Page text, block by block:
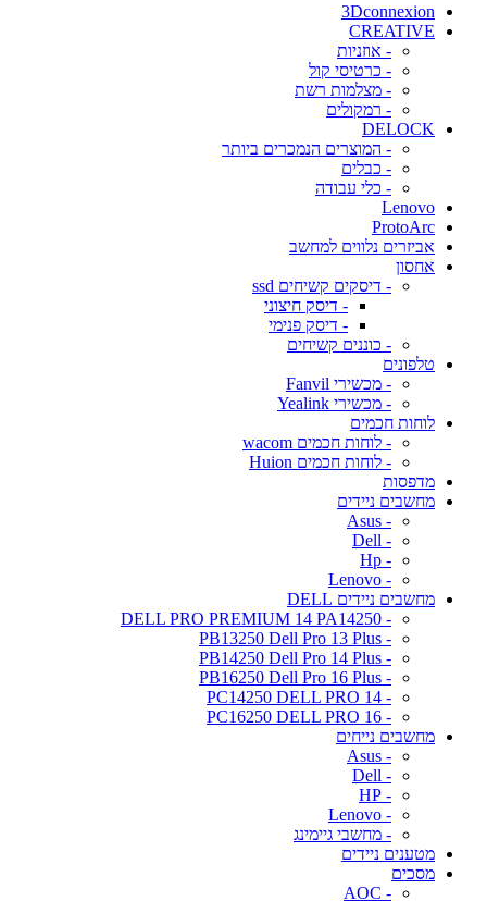
3Dconnexion
CREATIVE
- אוזניות
- כרטיסי קול
- מצלמות רשת
- רמקולים
DELOCK
- המוצרים הנמכרים ביותר
- כבלים
- כלי עבודה
Lenovo
ProtoArc
אביזרים נלווים למחשב
אחסון
- דיסקים קשיחים ssd
- דיסק חיצוני
- דיסק פנימי
- כוננים קשיחים
טלפונים
- מכשירי Fanvil
- מכשירי Yealink
לוחות חכמים
- לוחות חכמים wacom
- לוחות חכמים Huion
מדפסות
מחשבים ניידים
- Asus
- Dell
- Hp
- Lenovo
מחשבים ניידים DELL
- DELL PRO PREMIUM 14 PA14250
- PB13250 Dell Pro 13 Plus
- PB14250 Dell Pro 14 Plus
- PB16250 Dell Pro 16 Plus
- PC14250 DELL PRO 14
- PC16250 DELL PRO 16
מחשבים נייחים
- Asus
- Dell
- HP
- Lenovo
- מחשבי גיימינג
מטענים ניידים
מסכים
- AOC